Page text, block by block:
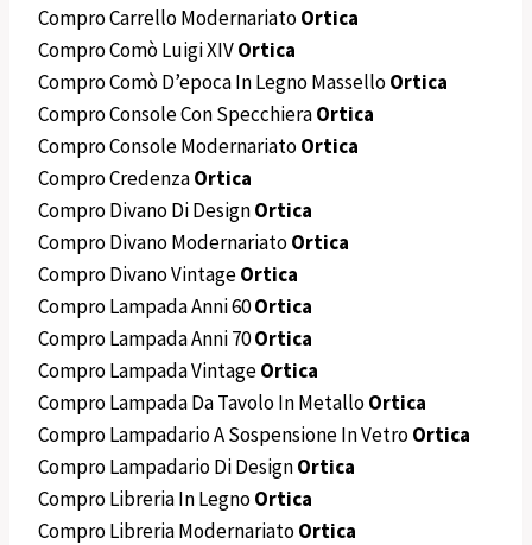
Compro Carrello ModernariatoOrtica
Compro Comò Luigi XIVOrtica
Compro Comò D’epoca In Legno MasselloOrtica
Compro Console Con SpecchieraOrtica
Compro Console ModernariatoOrtica
Compro CredenzaOrtica
Compro Divano Di DesignOrtica
Compro Divano ModernariatoOrtica
Compro Divano VintageOrtica
Compro Lampada Anni 60Ortica
Compro Lampada Anni 70Ortica
Compro Lampada VintageOrtica
Compro Lampada Da Tavolo In MetalloOrtica
Compro Lampadario A Sospensione In VetroOrtica
Compro Lampadario Di DesignOrtica
Compro Libreria In LegnoOrtica
Compro Libreria ModernariatoOrtica